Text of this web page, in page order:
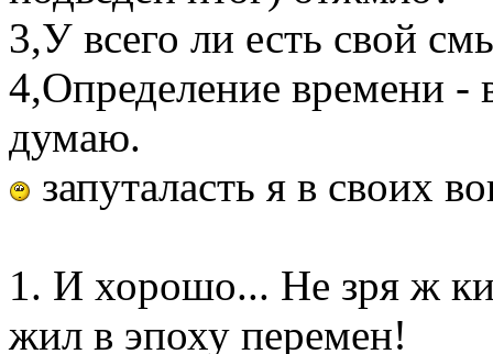
3,У всего ли есть свой
4,Определение времени -
думаю.
запуталасть я в своих
1. И хорошо... Не зря ж
жил в эпоху перемен!